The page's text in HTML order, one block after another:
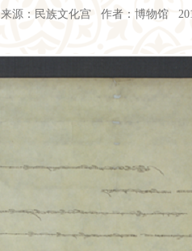
来源：民族文化宫 作者：博物馆